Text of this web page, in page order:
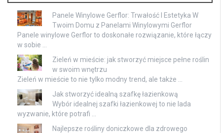
Panele Winylowe Gerflor: Trwałość I Estetyka W
Twoim Domu z Panelami Winylowymi Gerflor
Panele winylowe Gerflor to doskonałe rozwiązanie, które łączy
w sobie …
Zieleń w mieście: jak stworzyć miejsce pełne roślin
w swoim wnętrzu
Zieleń w mieście to nie tylko modny trend, ale także …
Jak stworzyć idealną szafkę łazienkową
Wybór idealnej szafki łazienkowej to nie lada
wyzwanie, które potrafi …
Najlepsze rośliny doniczkowe dla zdrowego